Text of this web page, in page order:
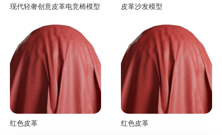
现代轻奢创意皮革电竞椅模型 皮革沙发模型
红色皮革 红色皮革